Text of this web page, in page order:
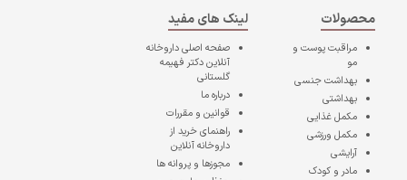
محصولات
مراقبت پوست و
مو
بهداشت جنسی
بهداشتی
مکمل غذایی
مکمل ورزشی
آرایشی
مادر و کودک
لینک های مفید
صفحه اصلیداروخانه
آنلاین دکتر فهیمه
گلستانی
درباره ما
قوانین و مقررات
راهنمای خرید از
داروخانه آنلاین
مجوزها و پروانه ها